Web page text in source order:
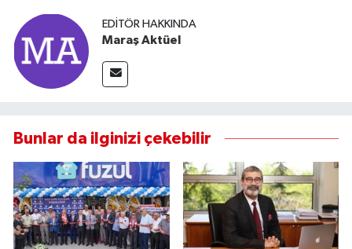
EDITÖR HAKKINDA
Maraş Aktüel
Bunlar da ilginizi çekebilir